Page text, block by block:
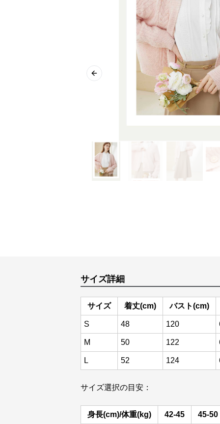
Previous slide
サイズ詳細
サイズ 着丈(cm) バスト(cm)
S 48 120
M 50 122
L 52 124
サイズ選択の目安：
身長(cm)/体重(kg) 42-45 45-50